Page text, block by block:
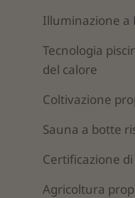
Illuminazione a
Tecnologia
del calore
Coltivazione
Sauna a botte
Certificazione
Agricoltura